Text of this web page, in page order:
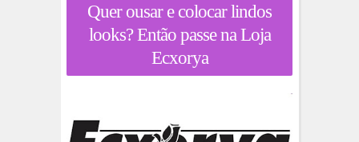
Quer ousar e colocar lindos
looks? Então passe na Loja
Ecxorya